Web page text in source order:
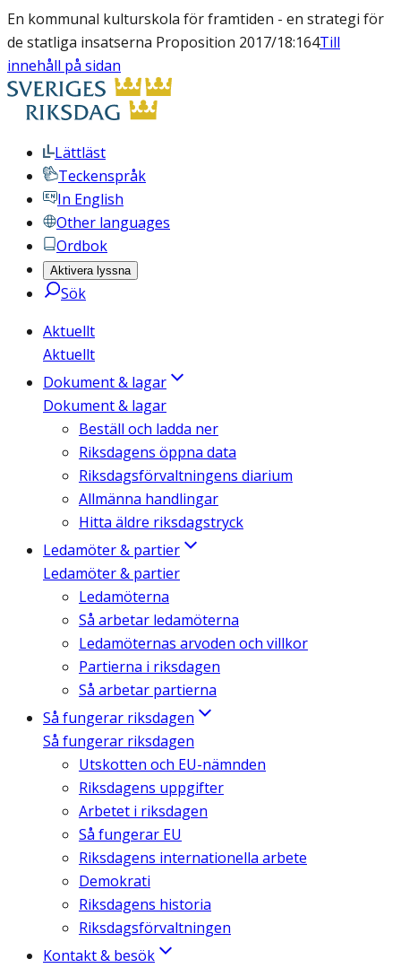
En kommunal kulturskola för framtiden - en strategi för
de statliga insatserna Proposition 2017/18:164Till
innehåll på sidan
Lättläst
Teckenspråk
In English
Other languages
Ordbok
Aktivera lyssna
Sök
Aktuellt
Aktuellt
Dokument & lagar
Dokument & lagar
Beställ och ladda ner
Riksdagens öppna data
Riksdagsförvaltningens diarium
Allmänna handlingar
Hitta äldre riksdagstryck
Ledamöter & partier
Ledamöter & partier
Ledamöterna
Så arbetar ledamöterna
Ledamöternas arvoden och villkor
Partierna i riksdagen
Så arbetar partierna
Så fungerar riksdagen
Så fungerar riksdagen
Utskotten och EU-nämnden
Riksdagens uppgifter
Arbetet i riksdagen
Så fungerar EU
Riksdagens internationella arbete
Demokrati
Riksdagens historia
Riksdagsförvaltningen
Kontakt & besök